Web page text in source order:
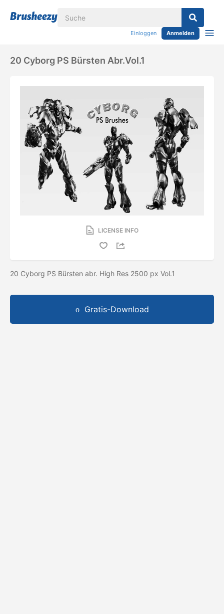
Einloggen Anmelden
20 Cyborg PS Bürsten Abr.vol.1
LICENSE INFO
20 Cyborg PS Bürsten abr. High Res 2500 px Vol.1
Gratis-Download